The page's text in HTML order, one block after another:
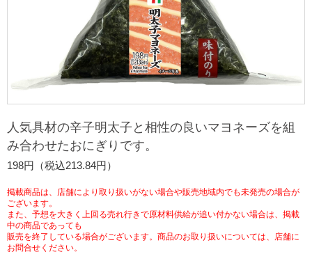
セブンプレミアム
食の安全・安心への取組み
ギフト
プリペイドカード・金券
ニンテンドー・ダウンロードカード
マルチコピー機でできること
マルチコピー機でできることトップ
コピー
プリント
スキャン
ファクス
便利なサービス
宅配便
切手・はがき・印紙
セブン銀行ATM
ご利用可能なお支払い方法
チケットサービス
セブンチケット
チケットぴあ
イープラス
セブン‐イレブンでお受取り
タワーレコード
セブンネットショッピング
停電時のサービス停止のお知らせ
ニュースリリース
ごあいさつ
企業理念
会社概要
貸借対照表・損益計算書
沿革
サステナビリティ
サステナビリティトップ
セブン＆アイ・ホールディングスの重点課題
サステナビリティ活動基本方針
サステナビリティ推進体制
GREEN CHALLENGE 2050
加盟店オーナー募集
アルバイト情報 採用情報
店舗検索
ネットショッピング
お問い合わせ
人気具材の辛子明太子と相性の良いマヨネーズを組
み合わせたおにぎりです。
198円（税込213.84円）
掲載商品は、店舗により取り扱いがない場合や販売地域内でも未発売の場合が
ございます。
また、予想を大きく上回る売れ行きで原材料供給が追い付かない場合は、掲載
中の商品であっても
販売を終了している場合がございます。商品のお取り扱いについては、店舗に
お問合せください。